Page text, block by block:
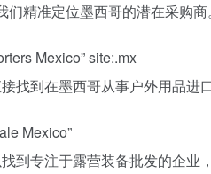
精准定位墨西哥的潜在采购
Mexico” site:.mx
找到在墨西哥从事户外用品进
Mexico”
到专注于露营装备批发的企业